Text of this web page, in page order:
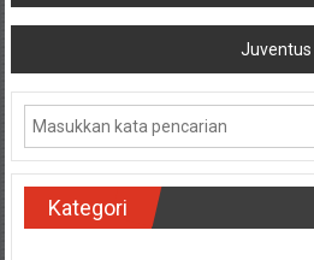
pos
Juventus
Kategori